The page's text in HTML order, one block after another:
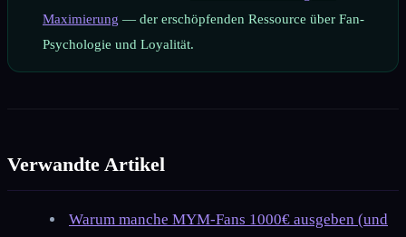
Maximierung — der erschöpfenden Ressource über Fan-
Psychologie und Loyalität.
Verwandte Artikel
Warum manche MYM-Fans 1000€ ausgeben (und